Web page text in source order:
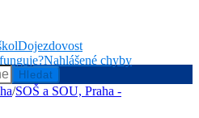
Dojezdovost
Nahlášené chyby
Hledat
/SOŠ a SOU, Praha -